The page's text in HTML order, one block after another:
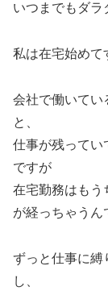
いつまでもダラ
私は在宅始め
会社で働いてい
と、
仕事が残ってい
ですが
在宅勤務はも
が経っちゃうん
ずっと仕事に縛
し、